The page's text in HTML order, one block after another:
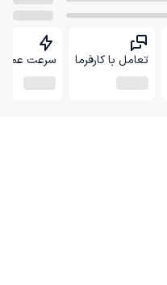
تعامل با کارفرما سرعت عمل